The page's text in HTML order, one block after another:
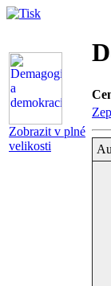
Zobrazit v plné
velikosti